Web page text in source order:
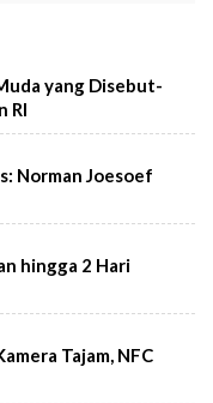
yang Disebut-
RI
Norman Joesoef
hingga 2 Hari
Tajam, NFC